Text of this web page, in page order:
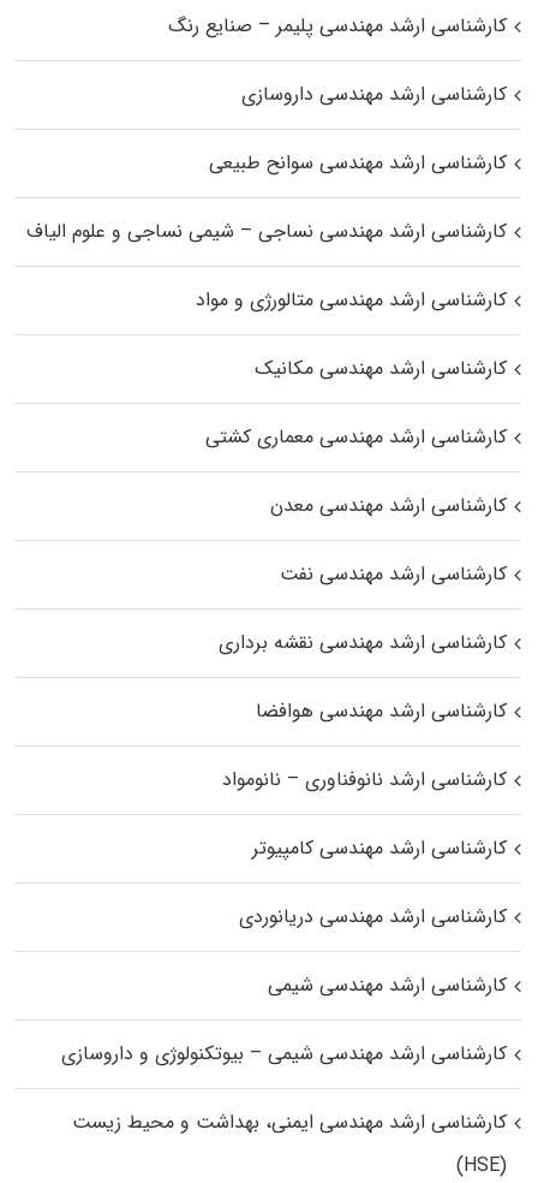
کارشناسی ارشد مهندسی پلیمر – صنایع رنگ
کارشناسی ارشد مهندسی داروسازی
کارشناسی ارشد مهندسی سوانح طبیعی
کارشناسی ارشد مهندسی نساجی – شیمی نساجی و علوم الیاف
کارشناسی ارشد مهندسی متالورژی و مواد
کارشناسی ارشد مهندسی مکانیک
کارشناسی ارشد مهندسی معماری کشتی
کارشناسی ارشد مهندسی معدن
کارشناسی ارشد مهندسی نفت
کارشناسی ارشد مهندسی نقشه برداری
کارشناسی ارشد مهندسی هوافضا
کارشناسی ارشد نانوفناوری – نانومواد
کارشناسی ارشد مهندسی کامپیوتر
کارشناسی ارشد مهندسی دریانوردی
کارشناسی ارشد مهندسی شیمی
کارشناسی ارشد مهندسی شیمی – بیوتکنولوژی و داروسازی
کارشناسی ارشد مهندسی ایمنی، بهداشت و محیط زیست
(HSE)